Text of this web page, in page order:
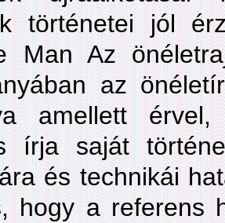
történetei jól
Man Az
az
amellett
írja saját
és technikái
hogy a referens